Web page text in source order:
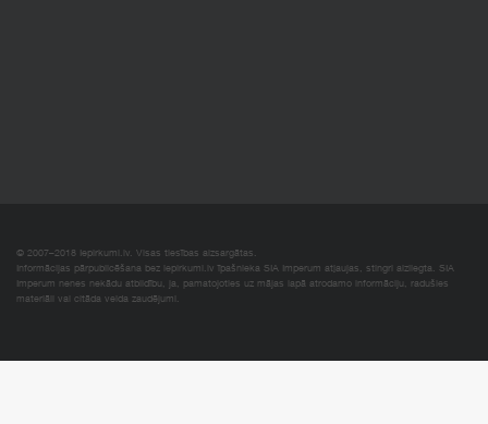
© 2007–2018 Iepirkumi.lv. Visas tiesības aizsargātas.
Informācijas pārpublicēšana bez iepirkumi.lv īpašnieka SIA Imperum atļaujas, stingri aizliegta. SIA
Imperum nenes nekādu atbildību, ja, pamatojoties uz mājas lapā atrodamo informāciju, radušies
materiāli vai citāda veida zaudējumi.